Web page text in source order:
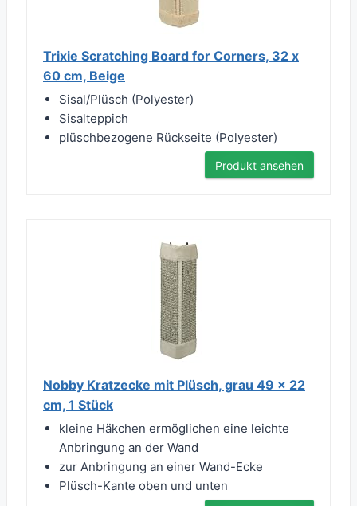
Trixie Scratching Board for Corners, 32 x
60 cm, Beige
Sisal/Plüsch (Polyester)
Sisalteppich
plüschbezogene Rückseite (Polyester)
Produkt ansehen
Nobby Kratzecke mit Plüsch, grau 49 x 22
cm, 1 Stück
kleine Häkchen ermöglichen eine leichte
Anbringung an der Wand
zur Anbringung an einer Wand-Ecke
Plüsch-Kante oben und unten